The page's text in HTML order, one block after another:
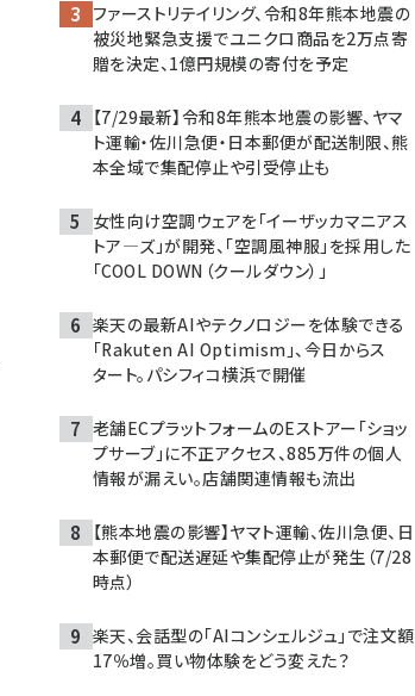
ファーストリテイリング、令和8年熊本地震の
被災地緊急支援でユニクロ商品を2万点寄
贈を決定、1億円規模の寄付を予定
【7/29最新】令和8年熊本地震の影響、ヤマ
ト運輸・佐川急便・日本郵便が配送制限、熊
本全域で集配停止や引受停止も
女性向け空調ウェアを「イーザッカマニアス
トア―ズ」が開発、「空調風神服」を採用した
「COOL DOWN（クールダウン）」
楽天の最新AIやテクノロジーを体験できる
「Rakuten AI Optimism」、今日からス
タート。パシフィコ横浜で開催
老舗ECプラットフォームのEストアー「ショッ
プサーブ」に不正アクセス、885万件の個人
情報が漏えい。店舗関連情報も流出
【熊本地震の影響】ヤマト運輸、佐川急便、日
本郵便で配送遅延や集配停止が発生（7/28
時点）
楽天、会話型の「AIコンシェルジュ」で注文額
17％増。買い物体験をどう変えた？